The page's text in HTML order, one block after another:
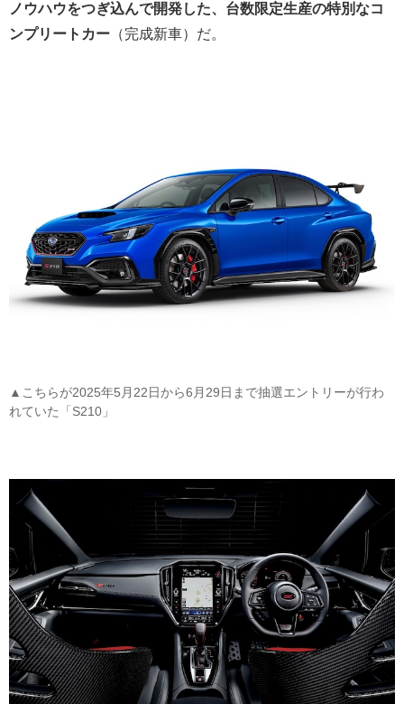
ノウハウをつぎ込んで開発した、台数限定生産の特別なコ
ンプリートカー （完成新車）だ。
▲こちらが2025年5月22日から6月29日まで抽選エントリーが行わ
れていた「S210」